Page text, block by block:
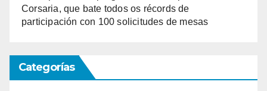
Corsaria, que bate todos os récords de
participación con 100 solicitudes de mesas
Categorías